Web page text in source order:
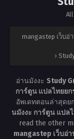
mangastep เว็บ
›
อ่านมังงะ Study
การ์ตูน แปลไทยย
อัพเดทตอนล่าสุดย
นมังงะ การ์ตูน แปล
read the other
mangastep เว็บอ่